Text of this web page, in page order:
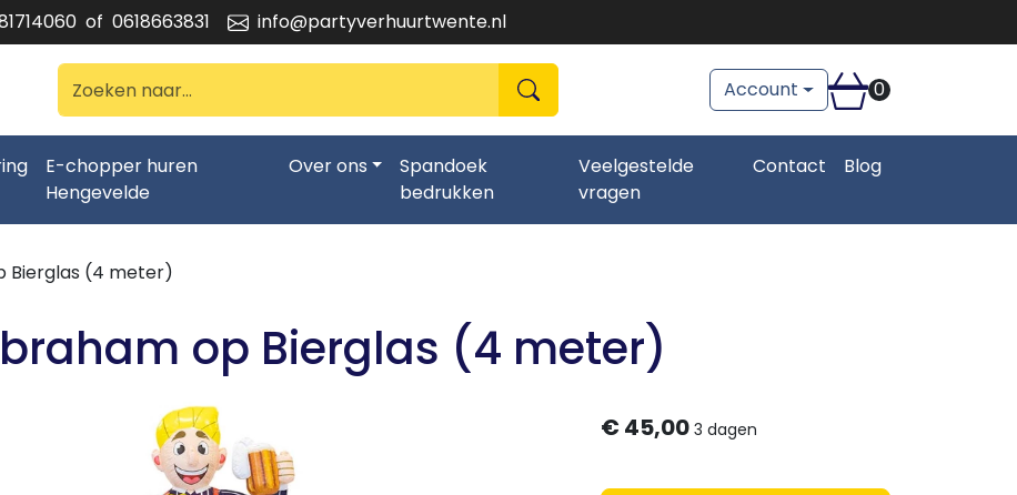
of 0618663831 info@partyverhuurtwente.nl
Zoeken
zoeken Account 0
Over ons
E-chopper huren
Hengevelde
Spandoek
bedrukken
Veelgestelde
vragen
Contact Blog
Bierglas (4 meter)
op Bierglas (4 meter)
€ 45,00 3 dagen